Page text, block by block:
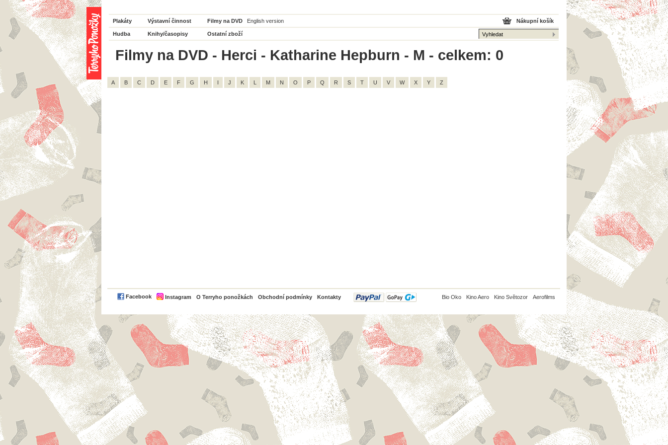
Plakáty Výstavní činnost Filmy na DVD English version
Hudba Knihy/časopisy Ostatní zboží
Nákupní košík
Filmy na DVD - Herci - Katharine Hepburn - M - celkem: 0
A B C D E F G H I J K L M N O P Q R S T U V W X Y Z
Facebook Instagram O Terryho ponožkách Obchodní podmínky Kontakty
PayPal Bio Oko Kino Aero Kino Světozor Aerofilms